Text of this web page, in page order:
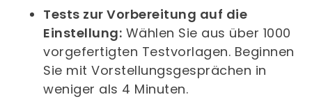
Tests zur Vorbereitung auf die
Einstellung: Wählen Sie aus über 1000
vorgefertigten Testvorlagen. Beginnen
Sie mit Vorstellungsgesprächen in
weniger als 4 Minuten.